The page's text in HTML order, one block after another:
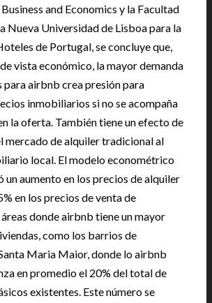
and Economics y la Facultad
Nueva Universidad de Lisboa para la
de Portugal, se concluye que,
vista económico, la mayor demanda
para airbnb crea presión para
inmobiliarios si no se acompaña
la oferta. También tiene un efecto de
mercado de alquiler tradicional al
local. El modelo econométrico
un aumento en los precios de alquiler
en los precios de venta de
donde airbnb tiene un mayor
como los barrios de
Maria Maior, donde lo airbnb
en promedio el 20% del total de
existentes. Este número se